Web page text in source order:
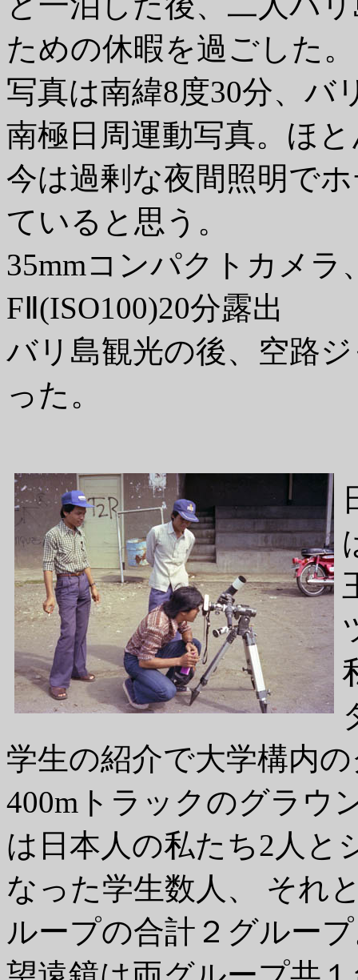
ための休暇を過ごした。
写真は南緯8度30分、バ
南極日周運動写真。ほ
今は過剰な夜間照明で
ていると思う。
35mmコンパクトカメラ
FⅡ(ISO100)20分露出
バリ島観光の後、空路
った。
学生の紹介で大学構内
400mトラックのグラウ
は日本人の私たち2人と
なった学生数人、 それ
ループの合計２グルー